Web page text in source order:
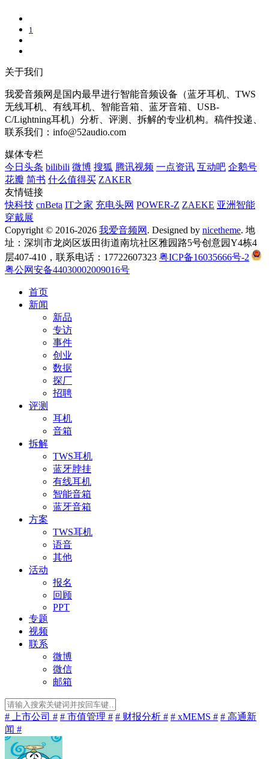
1
关于我们
我爱音频网是国内最早进行智能音频设备（蓝牙耳机、TWS
无线耳机、有线耳机、智能音箱、蓝牙音箱、USB-
C/Lightning耳机）分析、评测、拆解的专业机构。稿件投递、
联系我们：info@52audio.com
媒体专栏
今日头条 bilibili 微博 搜狐 腾讯视频 一点资讯 互动吧 企鹅号
花瓣 简书 什么值得买 ZAKER
友情链接
快科技 cnBeta IT之家 充电头网 POWER-Z ZAEKE 亚洲智能
穿戴展
Copyright © 2016-2026 我爱音频网 . Designed by nicetheme. 地
址：深圳市龙岗区坂田街道南坑社区雅园路5号创意园Y4栋4
层407-410，联系电话：17722607323 粤ICP备16035666号-2
粤公网安备44030002009016号
首页
新闻
新品
专访
事件
创业
数据
探厂
招聘
评测
耳机
音箱
拆解
TWS耳机
蓝牙脖挂
有线耳机
智能音箱
蓝牙音箱
方案
TWS耳机
语音
其他
活动
报名
回顾
PPT
专题
视频
联系
微博
微信
邮箱
# 上市公司 # # 市值管理 # # 财报分析 # # xMEMS # # 高通新
闻 #